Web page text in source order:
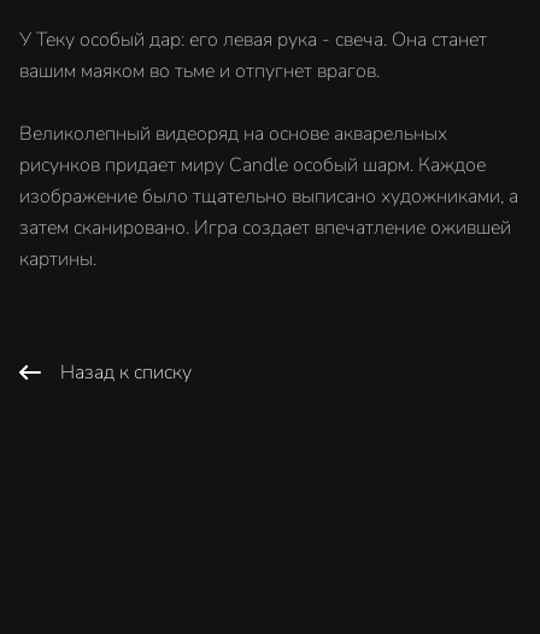
У Теку особый дар: его левая рука - свеча. Она станет
вашим маяком во тьме и отпугнет врагов.
Великолепный видеоряд на основе акварельных
рисунков придает миру Candle особый шарм. Каждое
изображение было тщательно выписано художниками, а
затем сканировано. Игра создает впечатление ожившей
картины.
Назад к списку